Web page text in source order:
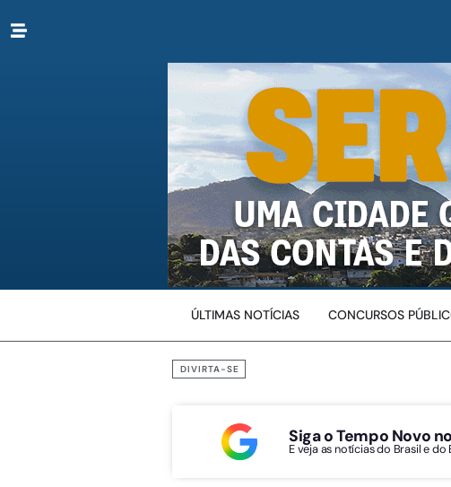
ÚLTIMAS NOTÍCIAS CONCURSOS
DIVIRTA-SE
Siga o Tempo Novo
E veja as notícias do Brasil e